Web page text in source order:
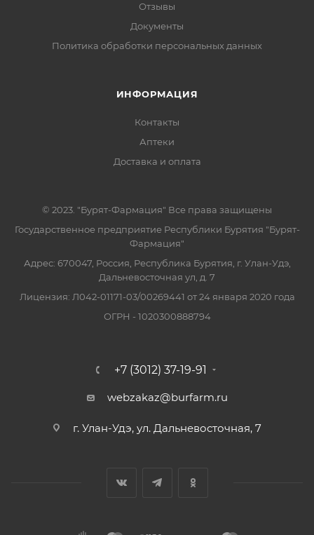
Отзывы
Документы
Политика обработки персональных данных
ИНФОРМАЦИЯ
Контакты
Аптеки
Доставка и оплата
© 2023. "Бурят-Фармация" Все права защищены
Государственное предприятие Республики Бурятия "Бурят-
Фармация"
Адрес: 670047, Россия, Республика Бурятия, г. Улан-Удэ,
Дальневосточная ул, д. 7
Лицензия: Л042-01171-03/00269441 от 24 января 2020 года
ОГРН - 1020300888794
+7 (3012) 37-19-91
webzakaz@burfarm.ru
г. Улан-Удэ, ул. Дальневосточная, 7